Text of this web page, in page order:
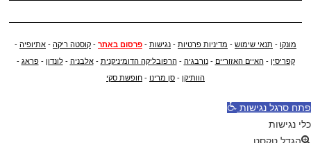
מונקו - תנאי שימוש - מדיניות פרטיות - נגישות - פרסום באתר - קוסטה ריקה - אתיופיה -
קפריסין -האיים האזוריים -נורבגיה -הרפובליקה הדומיניקנית -אלבניה -לונדון -פראג -
הוותיקן - סן מרינו - חופשת סקי
פתח סרגל נגישות
כלי נגישות